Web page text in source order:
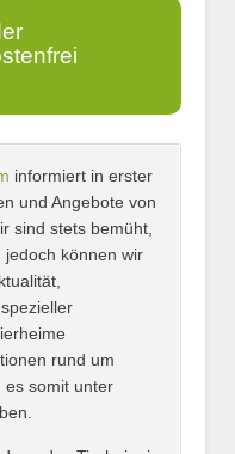
informiert in erster
und Angebote von
sind stets bemüht,
jedoch können wir
rund um
es somit unter